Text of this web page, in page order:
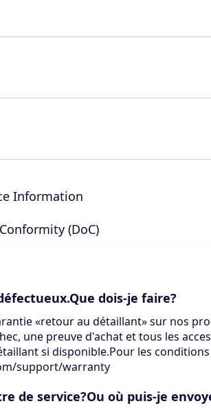
Information
(DoC)
dois-je faire?
«retour au détaillant» sur nos
une preuve d'achat et tous les
si disponible.Pour les
support/warranty
de service?Ou où puis-je